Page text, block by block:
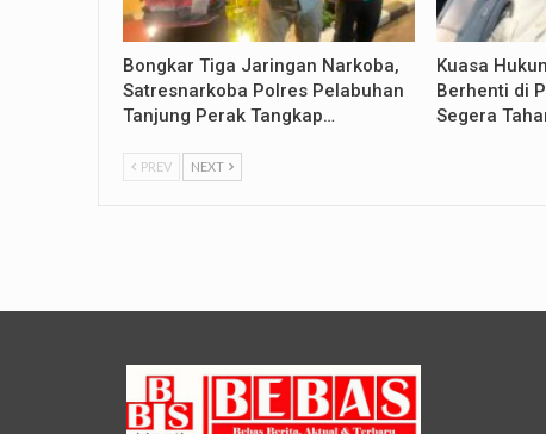
Bongkar Tiga Jaringan Narkoba,
Satresnarkoba Polres Pelabuhan
Tanjung Perak Tangkap…
Kuasa
Berhenti di
Segera
PREV NEXT